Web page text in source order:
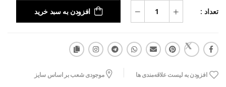
تعداد : افزودن به سبد خرید
افزودن به لیست علاقه‌مندی ها موجودی شعب بر اساس سایز